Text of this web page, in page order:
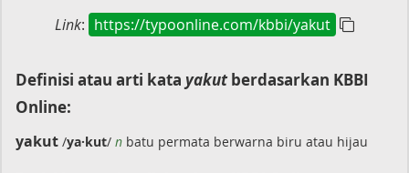
Link: https://typoonline.com/kbbi/yakut
Definisi atau arti kata yakutberdasarkan KBBI
Online:
yakut /ya·kut/ n batu permata berwarna biru atau hijau